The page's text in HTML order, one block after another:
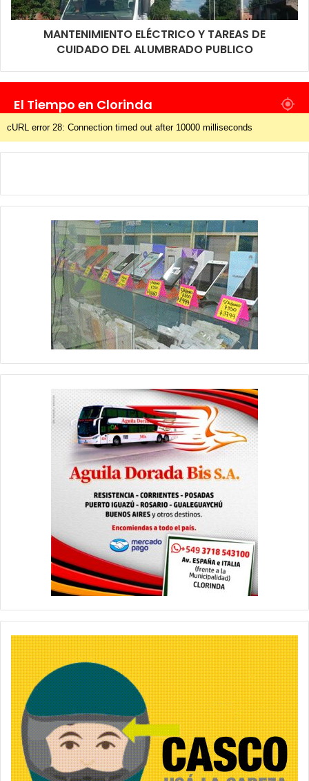
MANTENIMIENTO ELÉCTRICO Y TAREAS DE
CUIDADO DEL ALUMBRADO PUBLICO
El Tiempo en Clorinda
cURL error 28: Connection timed out after 10000 milliseconds